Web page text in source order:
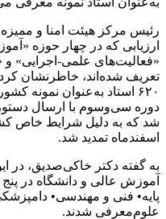
رئیس مرکز هیئت امنا و
ارزیابی که در چهار حوزه
«فعالیت‌های علمی-اجرایی»
۶۲۰ استاد به‌عنوان نمونه
دوره سی‌وسوم با ارسال
شد که به دلیل شرایط خاص
اسفندماه تمدید شد.
آموزش عالی و دانشگاه در
پایه• فنی و مهندسی•
علوم‌معرفی شدند.